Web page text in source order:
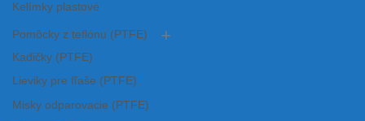
Kelímky plastové
Pomôcky z teflónu (PTFE)
Kadičky (PTFE)
Lieviky pre fľaše (PTFE)
Misky odparovacie (PTFE)